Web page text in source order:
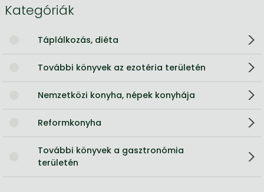
Kategóriák
Táplálkozás, diéta
További könyvek az ezotéria területén
Nemzetközi konyha, népek konyhája
Reformkonyha
További könyvek a gasztronómia
területén